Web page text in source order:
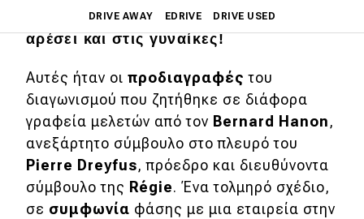
DRIVE AWAY EDRIVE DRIVE USED
Επικαιρότητα
Νέα μοντέλα
Πρωτότυπα
Ελλάδα
Κόσμος
ανταγωνιστική τιμή, πρακτικό, αλλά να
αρέσει και στις γυναίκες!
Αυτές ήταν οι προδιαγραφές του
διαγωνισμού που ζητήθηκε σε διάφορα
γραφεία μελετών από τον Bernard Hanon,
ανεξάρτητο σύμβουλο στο πλευρό του
Pierre Dreyfus, πρόεδρο και διευθύνοντα
σύμβουλο της Régie. Ένα τολμηρό σχέδιο,
σε συμφωνία φάσης με μια εταιρεία στην